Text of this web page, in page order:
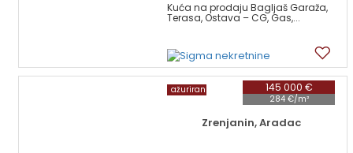
Kuća na prodaju Bagljaš Garaža,
Terasa, Ostava – CG, Gas,...
145 000 €
284 €/m²
ažuriran
Zrenjanin, Aradac